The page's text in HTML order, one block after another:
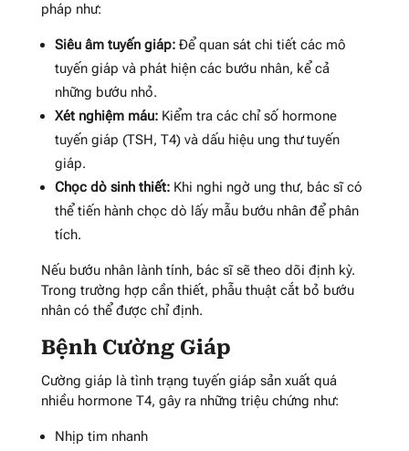
pháp như:
Siêu âm tuyến giáp:Để quan sát chi tiết các mô
tuyến giáp và phát hiện các bướu nhân, kể cả
những bướu nhỏ.
Xét nghiệm máu:Kiểm tra các chỉ số hormone
tuyến giáp (TSH, T4) và dấu hiệu ung thư tuyến
giáp.
Chọc dò sinh thiết:Khi nghi ngờ ung thư, bác sĩ có
thể tiến hành chọc dò lấy mẫu bướu nhân để phân
tích.
Nếu bướu nhân lành tính, bác sĩ sẽ theo dõi định kỳ.
Trong trường hợp cần thiết, phẫu thuật cắt bỏ bướu
nhân có thể được chỉ định.
Bệnh Cường Giáp
Cường giáp là tình trạng tuyến giáp sản xuất quá
nhiều hormone T4, gây ra những triệu chứng như:
Nhịp tim nhanh